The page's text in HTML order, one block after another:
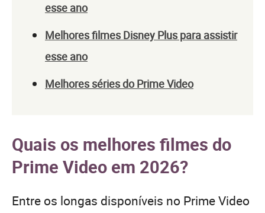
esse ano
Melhores filmes Disney Plus para assistir
esse ano
Melhores séries do Prime Video
Quais os melhores filmes do
Prime Video em 2026?
Entre os longas disponíveis no Prime Video